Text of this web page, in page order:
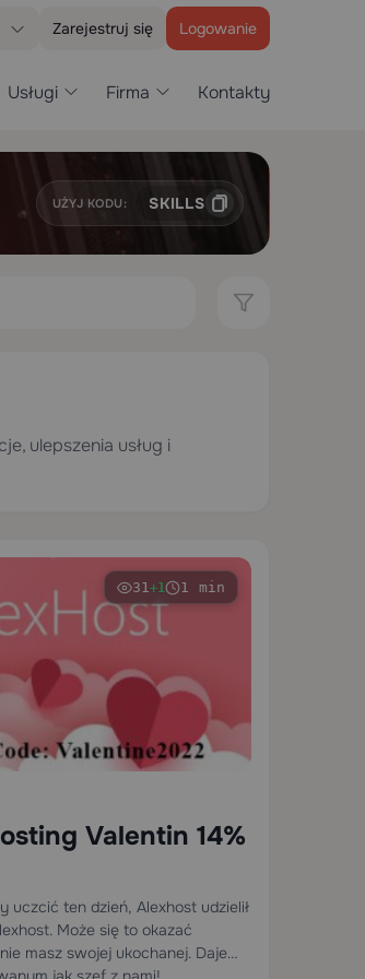
Zarejestruj się Logowanie
Usługi Firma Kontakty
UŻYJ KODU: SKILLS
ulepszenia usług i
31+1 1 min
Valentin 14%
uczcić ten dzień, Alexhost udzielił
Może się to okazać
masz swojej ukochanej. Dajemy